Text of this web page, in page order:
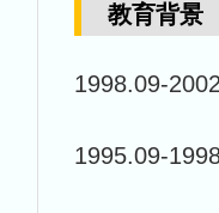
教育背景
1998.09-
1995.09-